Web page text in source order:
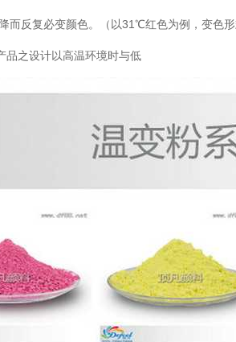
而反复必变颜色。（以31℃红色为例，变色
品之设计以高温环境时与低